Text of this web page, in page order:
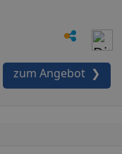
zum Angebot ❯